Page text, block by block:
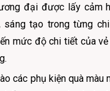
đại được lấy cảm
tạo trong từng
mức độ chi tiết của
các phụ kiện quà màu